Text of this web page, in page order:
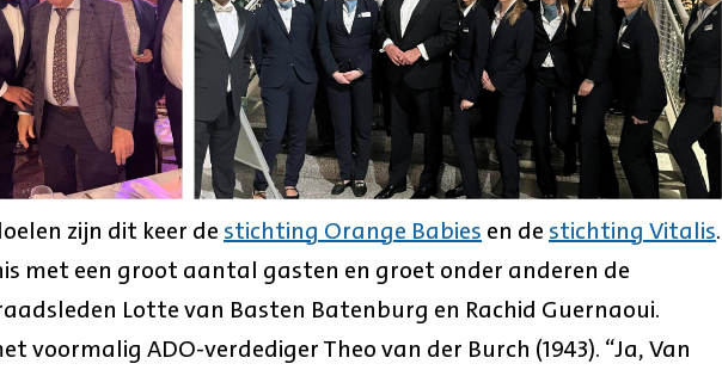
zijn dit keer de stichting Orange Babies en de stichting Vitalis.
met een groot aantal gasten en groet onder anderen de
Lotte van Basten Batenburg en Rachid Guernaoui.
voormalig ADO-verdediger Theo van der Burch (1943). “Ja, Van